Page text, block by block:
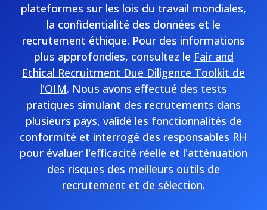
plateformes sur les lois du travail mondiales,
la confidentialité des données et le
recrutement éthique. Pour des informations
plus approfondies, consultez le Fair and
Ethical Recruitment Due Diligence Toolkit de
l'OIM. Nous avons effectué des tests
pratiques simulant des recrutements dans
plusieurs pays, validé les fonctionnalités de
conformité et interrogé des responsables RH
pour évaluer l'efficacité réelle et l'atténuation
des risques des meilleurs outils de
recrutement et de sélection.